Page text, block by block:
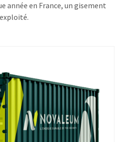
année en France, un gisement